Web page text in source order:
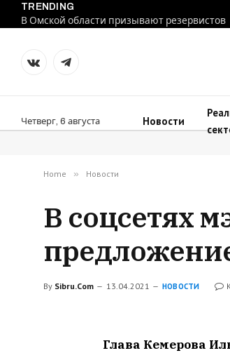
TRENDING
В Омской области призывают резервистов
VKontakteTelegram
Четверг, 6 августа Новости
Home » Новости
В соцсетях
By Sibru.Com 13.04.2021 НОВОСТИ
Глава Кемерова